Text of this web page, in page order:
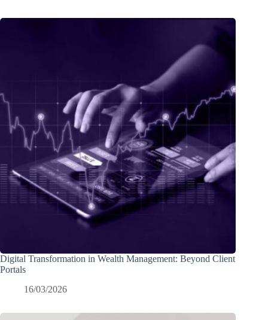
Digital Transformation in Wealth Management: Beyond Client
Portals
16/03/2026